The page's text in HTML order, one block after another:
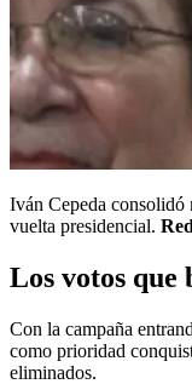
Iván Cepeda consolidó
vuelta presidencial.
Los votos que
Con la campaña
como prioridad
eliminados.